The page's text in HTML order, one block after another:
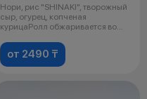
Нори, рис "SHINAKI", творожный
сыр, огурец, копченая
курицаРолл обжаривается во
от 2490 ₸